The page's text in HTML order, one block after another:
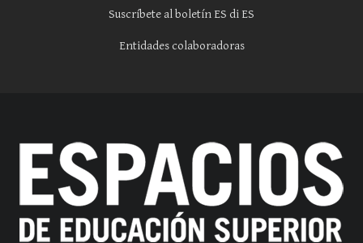
Suscríbete al boletín ES di ES
Entidades colaboradoras